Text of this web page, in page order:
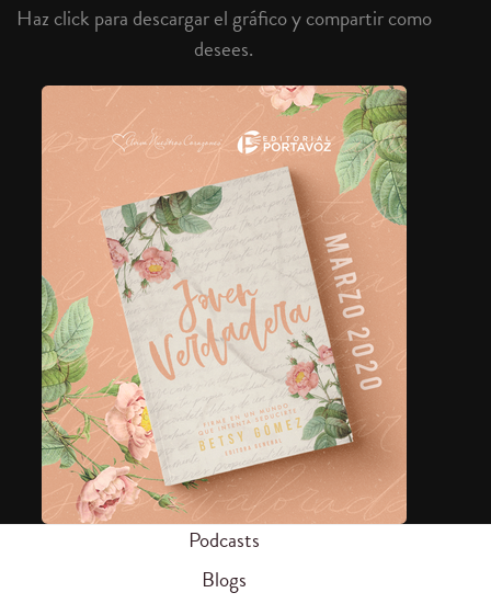
Haz click para descargar el gráfico y compartir como
desees.
Podcasts
Blogs